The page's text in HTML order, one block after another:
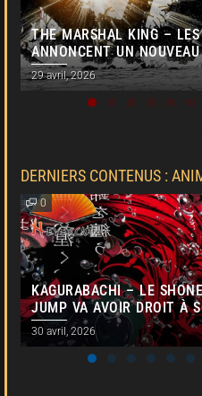
THE MARSHAL KING –
ANNONCENT UN
29 avril, 2026
DERNIERS CONTENUS :
0
KAGURABACHI – LE
JUMP VA AVOIR DROIT À
30 avril, 2026